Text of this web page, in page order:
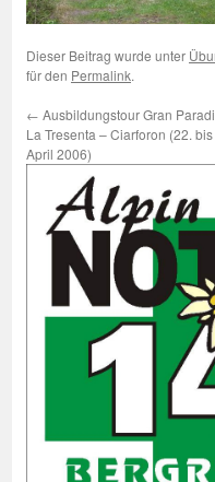
Dieser Beitrag wurde unter
für den Permalink.
← Ausbildungstour Gran
La Tresenta – Ciarforon (22. bis
April 2006)